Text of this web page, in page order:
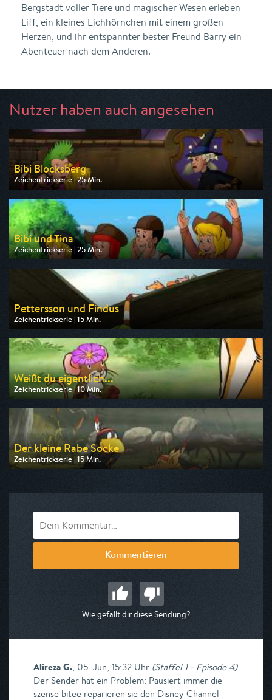
Bergstadt voller Tiere und magischer Wesen erleben
Liff, ein kleines Eichhörnchen mit einem großen
Herzen, und ihr entspannter bester Freund Barry ein
Abenteuer nach dem Anderen.
Nutzer haben auch angesehen
Bibi Blocksberg
Zeichentrickserie | 25 Min.
Ausgestrahlt von ZDF
am 08.08.2026, 07:30
Bibi und Tina
Zeichentrickserie | 25 Min.
Ausgestrahlt von ZDF
am 08.08.2026, 09:10
Pettersson und Findus
Zeichentrickserie | 15 Min.
Ausgestrahlt von ZDF
am 09.08.2026, 06:45
Weißt du eigentlich...
Zeichentrickserie | 10 Min.
Ausgestrahlt von KiKA
am 08.08.2026, 09:10
Der kleine Rabe Socke
Zeichentrickserie | 15 Min.
Ausgestrahlt von KiKA
Kommentieren
Wie gefällt dir diese Sendung?
Alireza G., 05. Jun, 15:32 Uhr (Staffel 1 - Episode 4)
Der Sender hat ein Problem: Pausiert immer die
szense bitee reparieren sie den Disney Channel